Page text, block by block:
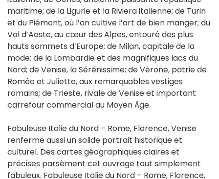
maritime; de la Ligurie et la Riviera italienne; de Turin
et du Piémont, où l’on cultive l’art de bien manger; du
Val d’Aoste, au cœur des Alpes, entouré des plus
hauts sommets d’Europe; de Milan, capitale de la
mode; de la Lombardie et des magnifiques lacs du
Nord; de Venise, la Sérénissime; de Vérone, patrie de
Roméo et Juliette, aux remarquables vestiges
romains; de Trieste, rivale de Venise et important
carrefour commercial au Moyen Âge.
Fabuleuse Italie du Nord – Rome, Florence, Venise
renferme aussi un solide portrait historique et
culturel. Des cartes géographiques claires et
précises parsèment cet ouvrage tout simplement
fabuleux. Fabuleuse Italie du Nord – Rome, Florence,